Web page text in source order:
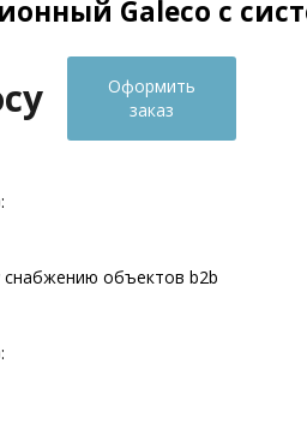
Galeco с
Оформить
заказ
снабжению объектов b2b